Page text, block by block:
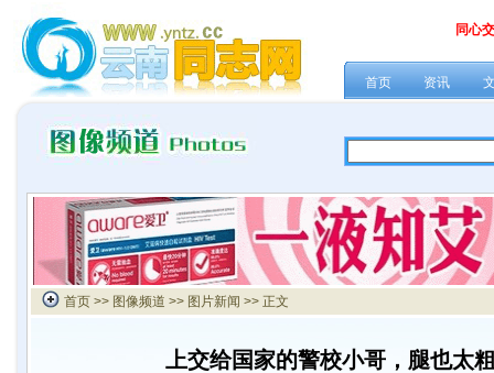
同心
首页 资讯
首页 >> 图像频道 >> 图片新闻 >> 正文
上交给国家的警校小哥，腿也太